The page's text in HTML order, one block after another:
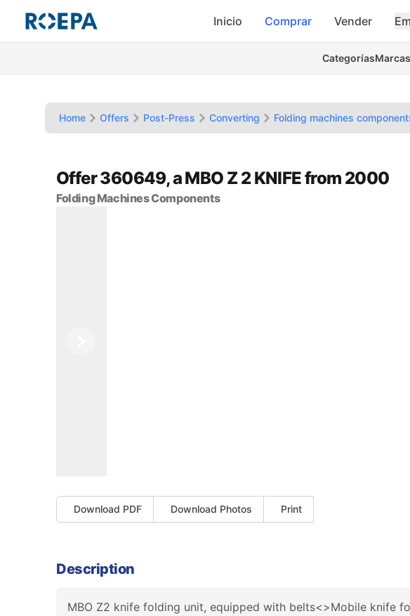
Inicio Comprar Vender
CategoríasMarcas
Home Offers Post-Press Converting Folding machines
Offer 360649, a MBO Z 2 KNIFE from 2000
Folding Machines Components
Download PDF Download Photos Print
Description
MBO Z2 knife folding unit, equipped with belts<>Mobile knife